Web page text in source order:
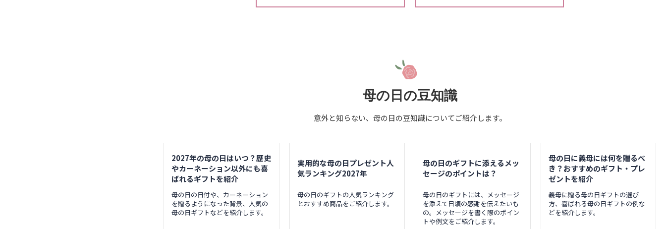
母の日の豆知識
意外と知らない、母の日の豆知識についてご紹介します。
2027年の母の日はいつ？歴史
やカーネーション以外にも喜
ばれるギフトを紹介
母の日の日付や、カーネーション
を贈るようになった背景、人気の
母の日ギフトなどを紹介します。
実用的な母の日プレゼント人
気ランキング2027年
母の日のギフトの人気ランキング
とおすすめ商品をご紹介します。
母の日のギフトに添えるメッ
セージのポイントは？
母の日のギフトには、メッセージ
を添えて日頃の感謝を伝えたいも
の。メッセージを書く際のポイン
トや例文をご紹介します。
母の日に義母には何を贈るべ
き？おすすめのギフト・プレ
ゼントを紹介
義母に贈る母の日ギフトの選び
方、喜ばれる母の日ギフトの例な
どを紹介します。